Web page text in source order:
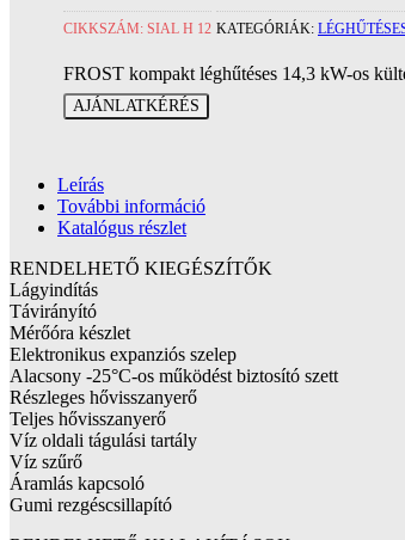
CIKKSZÁM: SIAL H 12 KATEGÓRIÁK:
FROST kompakt léghűtéses 14,3 kW-os
AJÁNLATKÉRÉS
Leírás
További információ
Katalógus részlet
RENDELHETŐ KIEGÉSZÍTŐK
Lágyindítás
Távirányító
Mérőóra készlet
Elektronikus expanziós szelep
Alacsony -25°C-os működést biztosító szett
Részleges hővisszanyerő
Teljes hővisszanyerő
Víz oldali tágulási tartály
Víz szűrő
Áramlás kapcsoló
Gumi rezgéscsillapító